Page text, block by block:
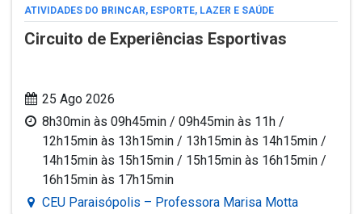
ATIVIDADES DO BRINCAR, ESPORTE, LAZER E SAÚDE
Circuito de Experiências Esportivas
25 Ago 2026
8h30min às 09h45min / 09h45min às 11h /
12h15min às 13h15min / 13h15min às 14h15min /
14h15min às 15h15min / 15h15min às 16h15min /
16h15min às 17h15min
CEU Paraisópolis – Professora Marisa Motta